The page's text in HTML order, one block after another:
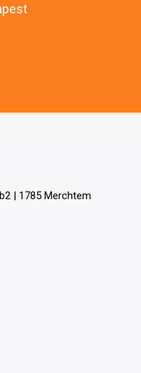
| 1785 Merchtem